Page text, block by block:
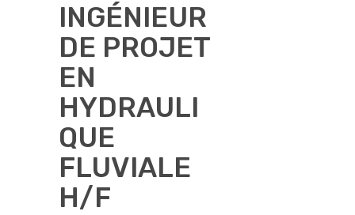
INGÉNIEUR
DE PROJET
EN
HYDRAULI
QUE
FLUVIALE
H/F